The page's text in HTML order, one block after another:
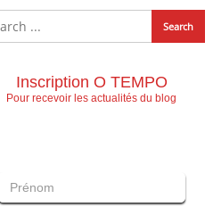
Inscription O TEMPO
Pour recevoir les actualités du blog